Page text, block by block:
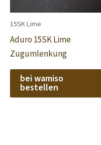
15SK Lime
Aduro 15SK Lime
Zugumlenkung
bei wamiso
bestellen